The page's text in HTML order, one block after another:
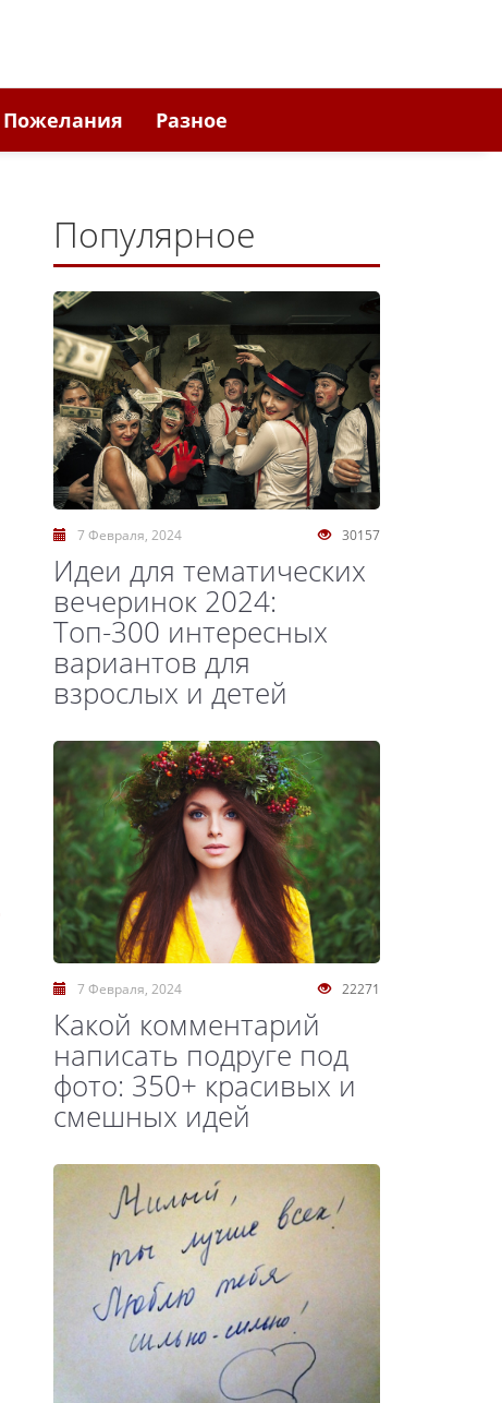
Пожелания Разное
Популярное
30157
7 Февраля, 2024
Идеи для тематических
вечеринок 2024:
Топ-300 интересных
вариантов для
взрослых и детей
22271
7 Февраля, 2024
Какой комментарий
написать подруге под
фото: 350+ красивых и
смешных идей